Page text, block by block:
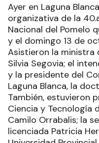
Ayer en Laguna
organizativa de la
Nacional del Pomelo
y el domingo 13 de
Asistieron la ministra
Silvia Segovia; el
y la presidente del
Laguna Blanca, la
También, estuvieron
Ciencia y Tecnología
Camilo Orrabalis; la
licenciada Patricia